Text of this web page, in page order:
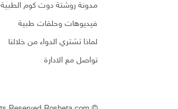
مدونة روشتة دوت كوم الطبية
فيديوهات وحلقات طبية
لماذا تشتري الدواء من خلالنا
تواصل مع الادارة